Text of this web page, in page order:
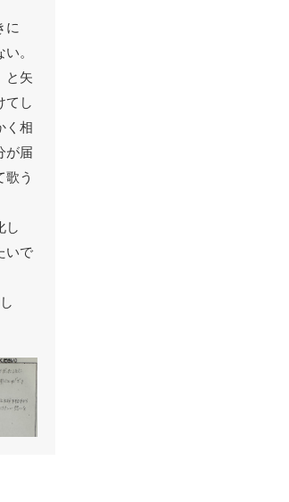
に
。
と矢
てし
く相
が届
歌う
し
いで